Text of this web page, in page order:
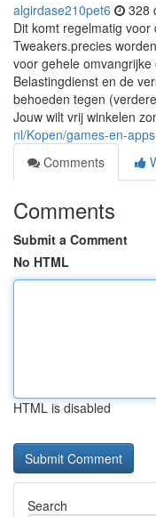
algirdase210pet6 328
Dit komt regelmatig
Tweakers.precies
voor gehele
Belastingdienst en de
behoeden tegen
Jouw wilt vrij winkelen
nl/Kopen/games-en-
Comments
Comments
Submit a Comment
No HTML
HTML is disabled
Search